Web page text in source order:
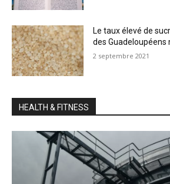
Le taux élevé de
des Guadeloupéens
2 septembre 2021
HEALTH & FITNESS